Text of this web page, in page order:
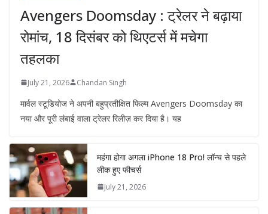
Avengers Doomsday : ट्रेलर ने बढ़ाया
रोमांच, 18 दिसंबर को थिएटर्स में मचेगा
तहलका
July 21, 2026 Chandan Singh
मार्वल स्टूडियोज ने अपनी बहुप्रतीक्षित फिल्म Avengers Doomsday का
नया और पूरी लंबाई वाला ट्रेलर रिलीज़ कर दिया है। यह
महंगा होगा अगला iPhone 18 Pro! लॉन्च से पहले
लीक हुए फीचर्स
July 21, 2026